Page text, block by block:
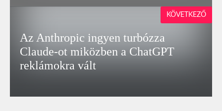
Az Anthropic ingyen turbózza
Claude-ot miközben a ChatGPT
reklámokra vált
KÖVETKEZŐ